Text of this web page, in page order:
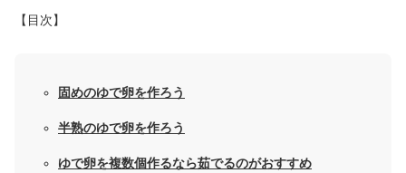
【目次】
固めのゆで卵を作ろう
半熟のゆで卵を作ろう
ゆで卵を複数個作るなら茹でるのがおすすめ